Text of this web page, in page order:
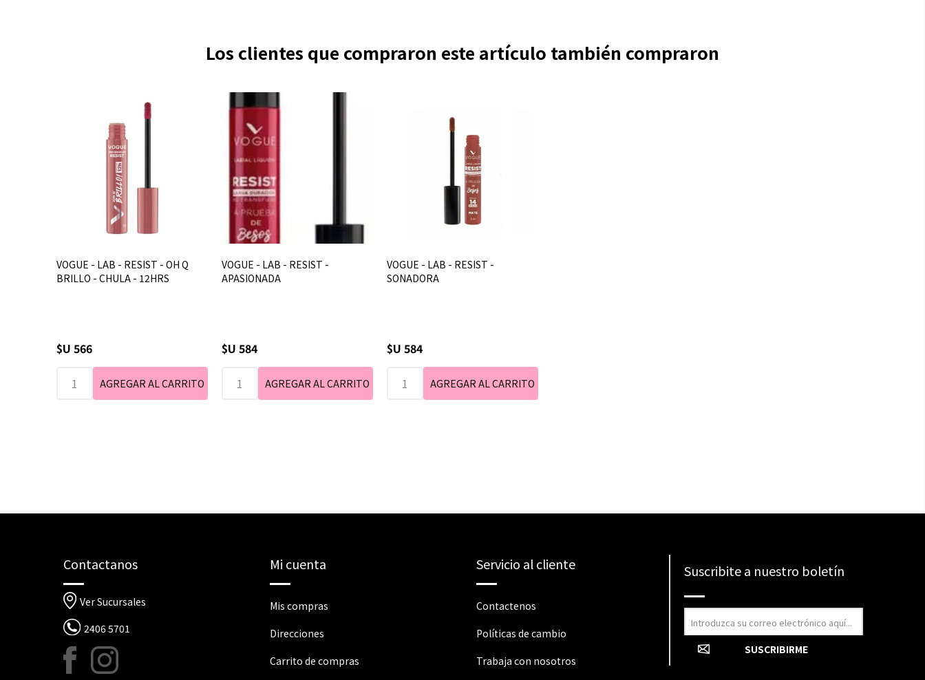
Los clientes que compraron este artículo también compraron
VOGUE - LAB - RESIST - OH Q
BRILLO - CHULA - 12HRS
$U 566
VOGUE - LAB - RESIST -
APASIONADA
$U 584
VOGUE - LAB - RESIST -
SONADORA
$U 584
Contactanos
Ver Sucursales
2406 5701
Mi cuenta
Mis compras
Direcciones
Carrito de compras
Servicio al cliente
Contactenos
Políticas de cambio
Trabaja con nosotros
Suscribite a nuestro boletín